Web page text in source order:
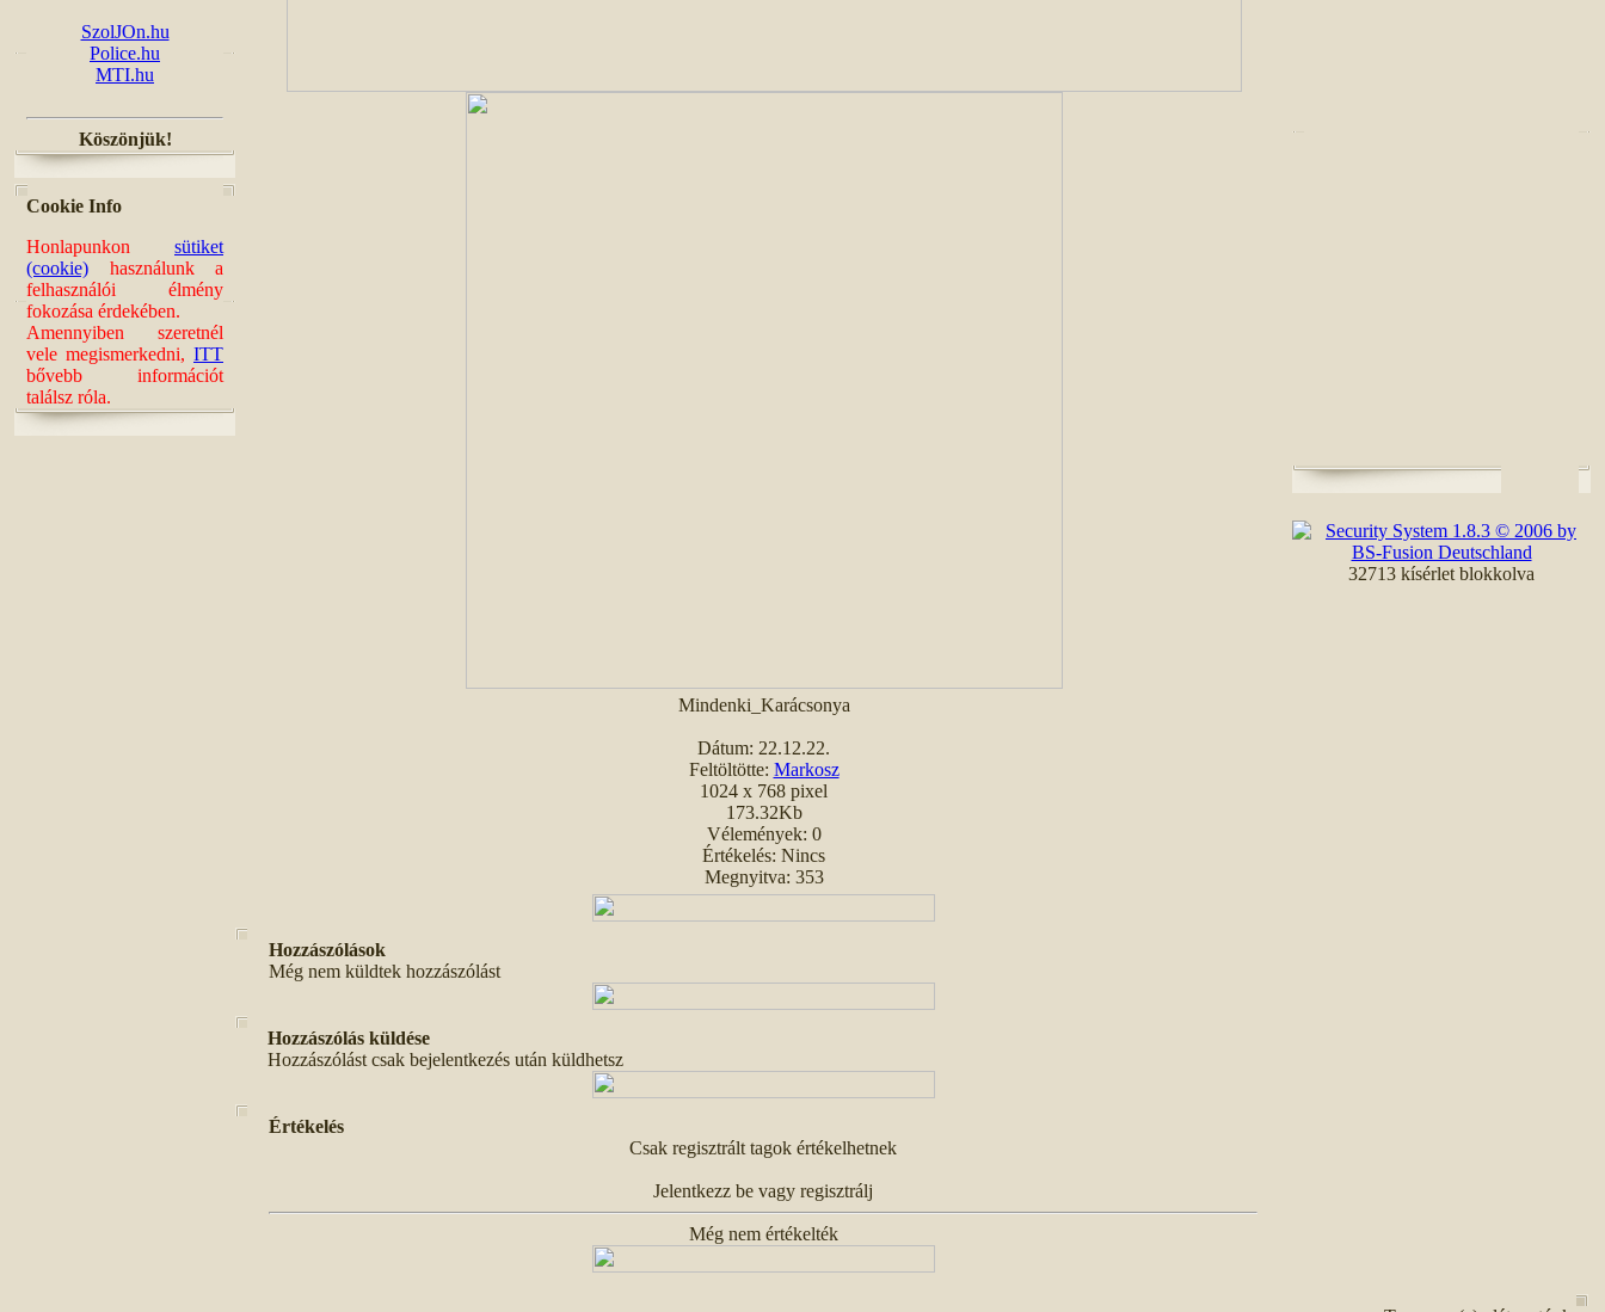
SzolJOn.hu
Police.hu
MTI.hu
Köszönjük!
Cookie Info
Honlapunkon sütiket
(cookie) használunk a
felhasználói élmény
fokozása érdekében.
Amennyiben szeretnél
vele megismerkedni, ITT
bővebb információt
találsz róla.
Mindenki_Karácsonya
Dátum: 22.12.22.
Feltöltötte: Markosz
1024 x 768 pixel
173.32Kb
Vélemények: 0
Értékelés: Nincs
Megnyitva: 353
Hozzászólások
Még nem küldtek hozzászólást
Hozzászólás küldése
Hozzászólást csak bejelentkezés után küldhetsz
Értékelés
Csak regisztrált tagok értékelhetnek
Jelentkezz be vagy regisztrálj
Még nem értékelték
32713 kísérlet blokkolva